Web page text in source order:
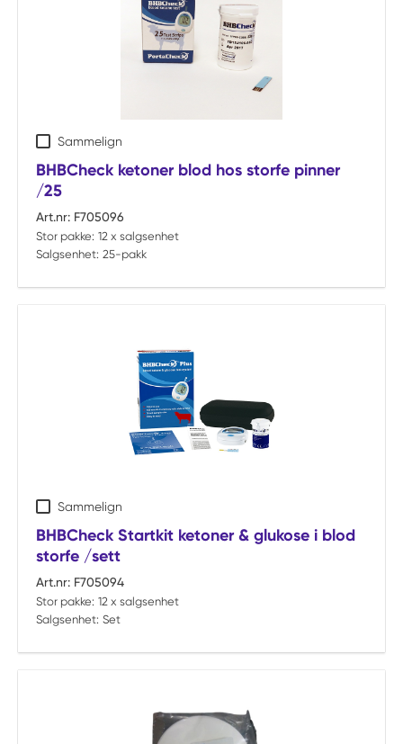
Sammelign
BHBCheck ketoner blod hos storfe pinner
/25
Art.nr: F705096
Stor pakke: 12 x salgsenhet
Salgsenhet: 25-pakk
Sammelign
BHBCheck Startkit ketoner & glukose i blod
storfe /sett
Art.nr: F705094
Stor pakke: 12 x salgsenhet
Salgsenhet: Set